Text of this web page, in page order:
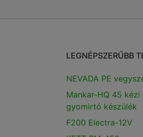
LEGNÉPSZERŰBB
NEVADA PE
Mankar-HQ 45 kézi
gyomirtó készülék
F200 Electra-12V